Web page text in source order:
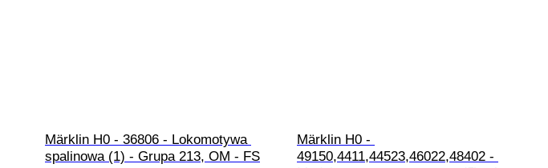
Märklin H0 - 36806 - Lokomotywa
spalinowa (1) - Grupa 213, OM - FS
Märklin H0 -
49150,4411,44523,46022,48402 -